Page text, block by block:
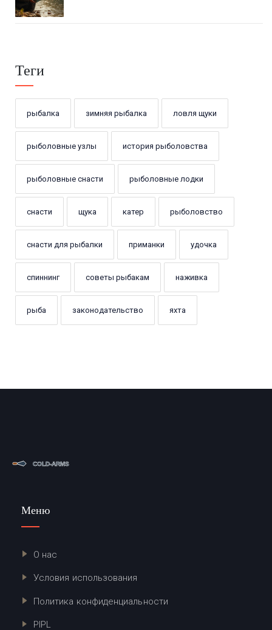
Теги
рыбалка зимняя рыбалка ловля щуки
рыболовные узлы история рыболовства
рыболовные снасти рыболовные лодки
снасти щука катер рыболовство
снасти для рыбалки приманки удочка
спиннинг советы рыбакам наживка
рыба законодательство яхта
Меню
О нас
Условия использования
Политика конфиденциальности
PIPL